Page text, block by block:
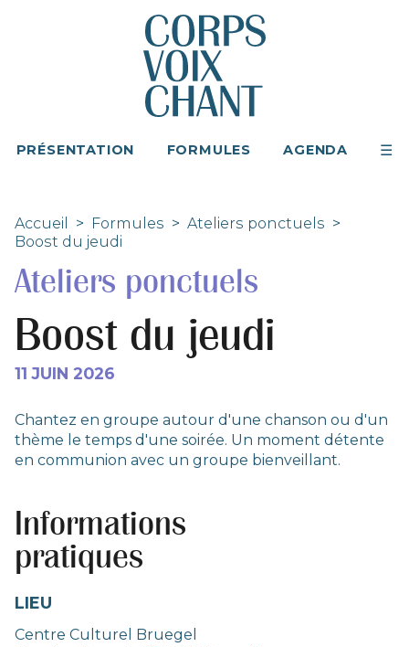
PRÉSENTATION FORMULES AGENDA
Accueil > Formules > Ateliers ponctuels >
Boost du jeudi
Ateliers ponctuels
Boost du jeudi
11 JUIN 2026
Chantez en groupe autour d'une chanson ou d'un
thème le temps d'une soirée. Un moment détente
en communion avec un groupe bienveillant.
Informations
pratiques
LIEU
Centre Culturel Bruegel